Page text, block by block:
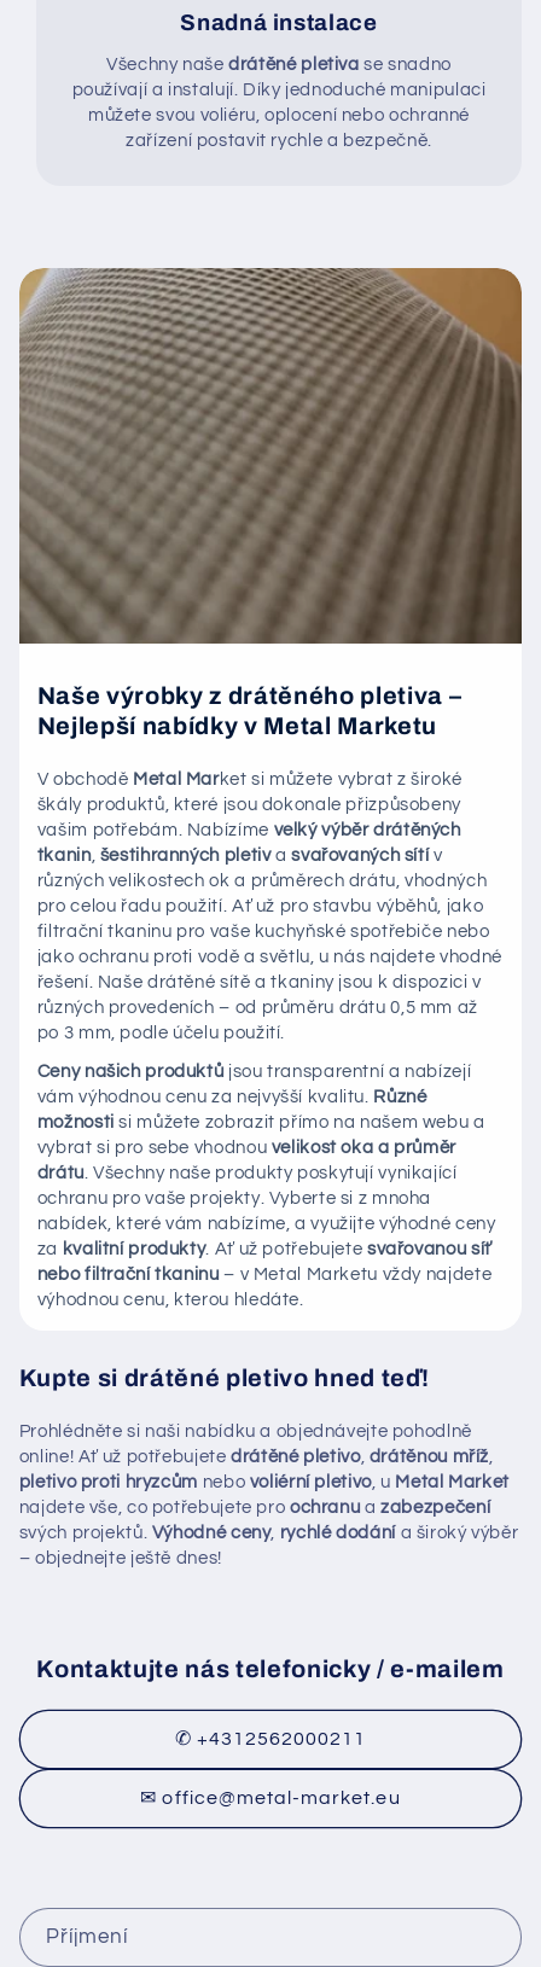
Snadná instalace
Všechny našedrátěné pletiva se snadno
používají a instalují. Díky jednoduché manipulaci
můžete svou voliéru, oplocení nebo ochranné
zařízení postavit rychle a bezpečně.
Naše výrobky z drátěného pletiva –
Nejlepší nabídky v Metal Marketu
V obchodě Metal Market si můžete vybrat z široké
škály produktů, které jsou dokonale přizpůsobeny
vašim potřebám. Nabízíme velký výběr drátěných
tkanin, šestihranných pletivasvařovaných sítí v
různých velikostech ok a průměrech drátu, vhodných
pro celou řadu použití. Ať už pro stavbu výběhů, jako
filtrační tkaninu pro vaše kuchyňské spotřebiče nebo
jako ochranu proti vodě a světlu, u nás najdete vhodné
řešení. Naše drátěné sítě a tkaniny jsou k dispozici v
různých provedeních – od průměru drátu 0,5 mm až
po 3 mm, podle účelu použití.
Ceny našich produktů jsou transparentní a nabízejí
vám výhodnou cenu za nejvyšší kvalitu. Různé
možnosti si můžete zobrazit přímo na našem webu a
vybrat si pro sebe vhodnou velikost oka a průměr
drátu . Všechny naše produkty poskytují vynikající
ochranu pro vaše projekty. Vyberte si z mnoha
nabídek, které vám nabízíme, a využijte výhodné ceny
za kvalitní produkty. Ať už potřebujete svařovanou síť
nebo filtrační tkaninu – v Metal Marketu vždy najdete
výhodnou cenu, kterou hledáte.
Kupte si drátěné pletivo hned teď!
Prohlédněte si naši nabídku a objednávejte pohodlně
online! Ať už potřebujetedrátěné pletivo, drátěnou mříž
pletivo proti hryzcům nebo voliérní pletivo, u Metal Market
najdete vše, co potřebujete pro ochranu azabezpečení
svých projektů. Výhodné ceny, rychlé dodánía široký výběr
– objednejte ještě dnes!
Kontaktujte nás telefonicky / e-mailem
✆ +4312562000211
✉ office@metal-market.eu
K
o
Příjmení